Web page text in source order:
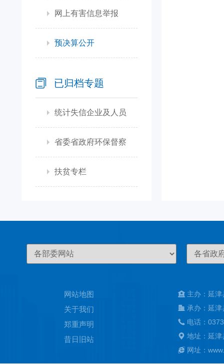
网上有害信息举报
预决算公开
已归档专题
统计失信企业及人员
省委省政府环保督察
扶贫专栏
网站地图
关于我们
郑重声明
昔日旧站
主办：延
承办：延
电话：
地址：延
网址：